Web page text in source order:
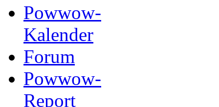
Powwow-
Kalender
Forum
Powwow-
Report